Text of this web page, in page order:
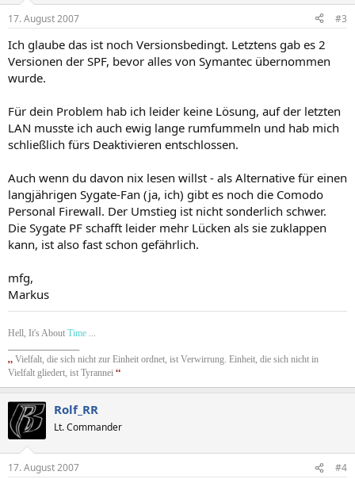
17. August 2007 #3
Ich glaube das ist noch Versionsbedingt. Letztens gab es 2
Versionen der SPF, bevor alles von Symantec übernommen
wurde.
Für dein Problem hab ich leider keine Lösung, auf der letzten
LAN musste ich auch ewig lange rumfummeln und hab mich
schließlich fürs Deaktivieren entschlossen.
Auch wenn du davon nix lesen willst - als Alternative für einen
langjährigen Sygate-Fan (ja, ich) gibt es noch die Comodo
Personal Firewall. Der Umstieg ist nicht sonderlich schwer.
Die Sygate PF schafft leider mehr Lücken als sie zuklappen
kann, ist also fast schon gefährlich.
mfg,
Markus
Hell, It's About Time
„ Vielfalt, die sich nicht zur Einheit ordnet, ist Verwirrung. Einheit, die sich nicht in
Vielfalt gliedert, ist Tyrannei “
Rolf_RR
Lt. Commander
17. August 2007 #4